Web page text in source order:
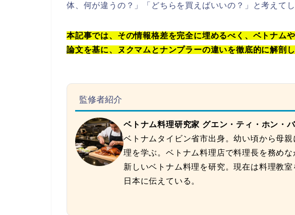
体、何が違うの？」「どちらを買えばいいの？」と考えて
本記事では、その情報格差を完全に埋めるべく、ベトナム
論文を基に、ヌクマムとナンプラーの違いを徹底的に解剖し
監修者紹介
ベトナム料理研究家 グエン・ティ・ホン・
ベトナムタイビン省市出身。幼い頃から母
理を学ぶ。ベトナム料理店で料理長を務め
新しいベトナム料理を研究。現在は料理教
日本に伝えている。